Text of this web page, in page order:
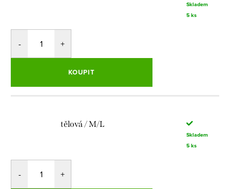
Skladem
5 ks
KOUPIT
tělová / M/L
Skladem
5 ks